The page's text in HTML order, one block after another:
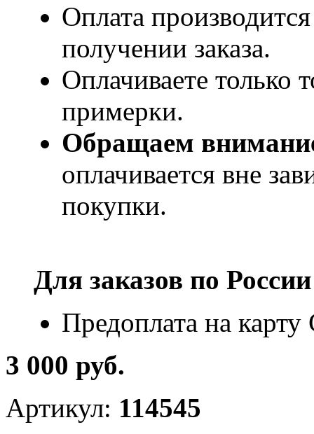
Оплата
получении заказа.
Оплачиваете только
примерки.
Обращаем
оплачивается вне
покупки.
Для заказов по
Предоплата на
3 000 руб.
Артикул: 114545